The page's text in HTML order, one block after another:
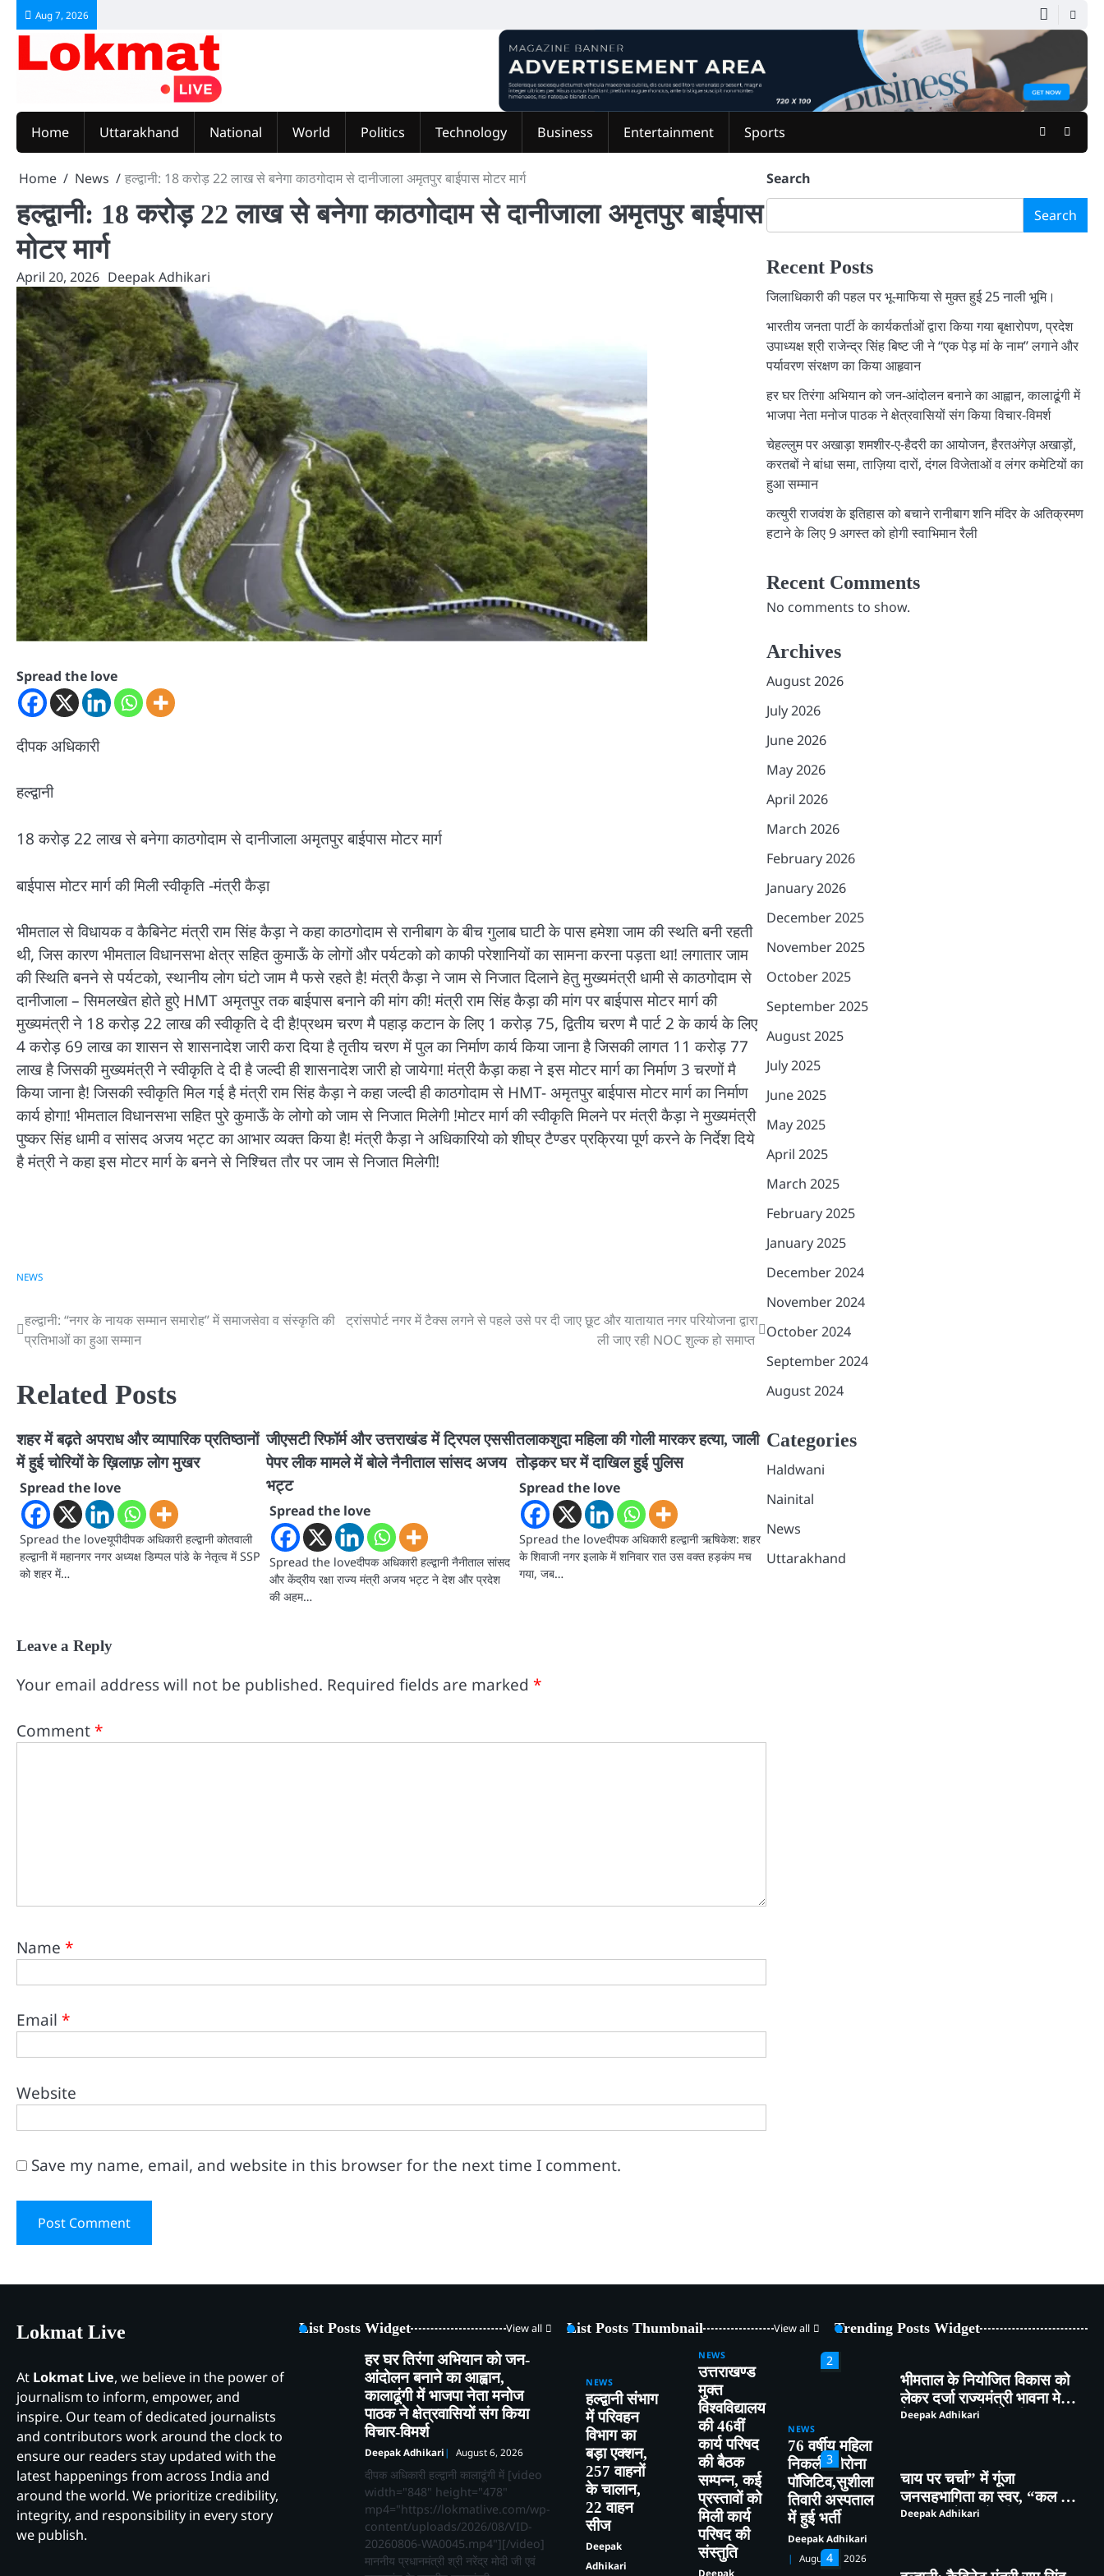
Aug 7, 2026
Home Uttarakhand National World Politics Technology Business Entertainment Sports Facebook
Home News हल्द्वानी: 18 करोड़ 22 लाख से बनेगा काठगोदाम से दानीजाला अमृतपुर बाईपास मोटर मार्ग
हल्द्वानी: 18 करोड़ 22 लाख से बनेगा काठगोदाम से दानीजाला अमृतपुर बाईपास
मोटर मार्ग
April 20, 2026 Deepak Adhikari
Spread the love
दीपक अधिकारी
हल्द्वानी
18 करोड़ 22 लाख से बनेगा काठगोदाम से दानीजाला अमृतपुर बाईपास मोटर मार्ग
बाईपास मोटर मार्ग की मिली स्वीकृति -मंत्री कैड़ा
भीमताल से विधायक व कैबिनेट मंत्री राम सिंह कैड़ा ने कहा काठगोदाम से रानीबाग के बीच गुलाब घाटी के पास हमेशा जाम की स्थति बनी रहती
थी, जिस कारण भीमताल विधानसभा क्षेत्र सहित कुमाऊँ के लोगों और पर्यटको को काफी परेशानियों का सामना करना पड़ता था! लगातार जाम
की स्थिति बनने से पर्यटको, स्थानीय लोग घंटो जाम मै फसे रहते है! मंत्री कैड़ा ने जाम से निजात दिलाने हेतु मुख्यमंत्री धामी से काठगोदाम से
दानीजाला – सिमलखेत होते हुऐ HMT अमृतपुर तक बाईपास बनाने की मांग की! मंत्री राम सिंह कैड़ा की मांग पर बाईपास मोटर मार्ग की
मुख्यमंत्री ने 18 करोड़ 22 लाख की स्वीकृति दे दी है!प्रथम चरण मै पहाड़ कटान के लिए 1 करोड़ 75, द्वितीय चरण मै पार्ट 2 के कार्य के लिए
4 करोड़ 69 लाख का शासन से शासनादेश जारी करा दिया है तृतीय चरण में पुल का निर्माण कार्य किया जाना है जिसकी लागत 11 करोड़ 77
लाख है जिसकी मुख्यमंत्री ने स्वीकृति दे दी है जल्दी ही शासनादेश जारी हो जायेगा! मंत्री कैड़ा कहा ने इस मोटर मार्ग का निर्माण 3 चरणों मै
किया जाना है! जिसकी स्वीकृति मिल गई है मंत्री राम सिंह कैड़ा ने कहा जल्दी ही काठगोदाम से HMT- अमृतपुर बाईपास मोटर मार्ग का निर्माण
कार्य होगा! भीमताल विधानसभा सहित पुरे कुमाऊँ के लोगो को जाम से निजात मिलेगी !मोटर मार्ग की स्वीकृति मिलने पर मंत्री कैड़ा ने मुख्यमंत्री
पुष्कर सिंह धामी व सांसद अजय भट्ट का आभार व्यक्त किया है! मंत्री कैड़ा ने अधिकारियो को शीघ्र टैण्डर प्रक्रिया पूर्ण करने के निर्देश दिये
है मंत्री ने कहा इस मोटर मार्ग के बनने से निश्चित तौर पर जाम से निजात मिलेगी!
NEWS
Post
navigation
हल्द्वानी: “नगर के नायक सम्मान समारोह” में समाजसेवा व संस्कृति की
प्रतिभाओं का हुआ सम्मान
ट्रांसपोर्ट नगर में टैक्स लगने से पहले उसे पर दी जाए छूट और यातायात नगर परियोजना द्वारा
ली जाए रही NOC शुल्क हो समाप्त
Related Posts
शहर में बढ़ते अपराध और व्यापारिक प्रतिष्ठानों
में हुई चोरियों के ख़िलाफ़ लोग मुखर
Spread the love
Spread the loveयूपीदीपक अधिकारी हल्द्वानी कोतवाली
हल्द्वानी में महानगर नगर अध्यक्ष डिम्पल पांडे के नेतृत्व में SSP
को शहर में…
जीएसटी रिफॉर्म और उत्तराखंड में ट्रिपल एससी
पेपर लीक मामले में बोले नैनीताल सांसद अजय
भट्ट
Spread the love
Spread the loveदीपक अधिकारी हल्द्वानी नैनीताल सांसद
और केंद्रीय रक्षा राज्य मंत्री अजय भट्ट ने देश और प्रदेश
की अहम…
तलाकशुदा महिला की गोली मारकर हत्या, जाली
तोड़कर घर में दाखिल हुई पुलिस
Spread the love
Spread the loveदीपक अधिकारी हल्द्वानी ऋषिकेश: शहर
के शिवाजी नगर इलाके में शनिवार रात उस वक्त हड़कंप मच
गया, जब…
Leave a Reply
Your email address will not be published. Required fields are marked *
Comment*
Name *
Email *
Website
Save my name, email, and website in this browser for the next time I comment.
Search
Search
Recent Posts
जिलाधिकारी की पहल पर भू-माफिया से मुक्त हुई 25 नाली भूमि।
भारतीय जनता पार्टी के कार्यकर्ताओं द्वारा किया गया बृक्षारोपण, प्रदेश
उपाध्यक्ष श्री राजेन्द्र सिंह बिष्ट जी ने “एक पेड़ मां के नाम” लगाने और
पर्यावरण संरक्षण का किया आहृवान
हर घर तिरंगा अभियान को जन-आंदोलन बनाने का आह्वान, कालाढूंगी में
भाजपा नेता मनोज पाठक ने क्षेत्रवासियों संग किया विचार-विमर्श
चेहल्लुम पर अखाड़ा शमशीर-ए-हैदरी का आयोजन, हैरतअंगेज़ अखाड़ों,
करतबों ने बांधा समा, ताज़िया दारों, दंगल विजेताओं व लंगर कमेटियों का
हुआ सम्मान
कत्युरी राजवंश के इतिहास को बचाने रानीबाग शनि मंदिर के अतिक्रमण
हटाने के लिए 9 अगस्त को होगी स्वाभिमान रैली
Recent Comments
No comments to show.
Archives
August 2026
July 2026
June 2026
May 2026
April 2026
March 2026
February 2026
January 2026
December 2025
November 2025
October 2025
September 2025
August 2025
July 2025
June 2025
May 2025
April 2025
March 2025
February 2025
January 2025
December 2024
November 2024
October 2024
September 2024
August 2024
Categories
Haldwani
Nainital
News
Uttarakhand
Lokmat Live
At Lokmat Live, we believe in the power of
journalism to inform, empower, and
inspire. Our team of dedicated journalists
and contributors work around the clock to
ensure our readers stay updated with the
latest happenings from across India and
around the world. We prioritize credibility,
integrity, and responsibility in every story
we publish.
List Posts Widget View all
हर घर तिरंगा अभियान को जन-
आंदोलन बनाने का आह्वान,
कालाढूंगी में भाजपा नेता मनोज
पाठक ने क्षेत्रवासियों संग किया
विचार-विमर्श
Deepak Adhikari August 6, 2026
दीपक अधिकारी हल्द्वानी कालाढूंगी में [video
width="848" height="478"
mp4="https://lokmatlive.com/wp-
content/uploads/2026/08/VID-
20260806-WA0045.mp4"][/video]
माननीय प्रधानमंत्री श्री नरेंद्र मोदी जी एवं
List Posts Thumbnail View all
NEWS
हल्द्वानी संभाग
में परिवहन
विभाग का
बड़ा एक्शन,
257 वाहनों
के चालान,
22 वाहन
सीज
Deepak
Adhikari
NEWS
उत्तराखण्ड
मुक्त
विश्वविद्यालय
की 46वीं
कार्य परिषद
की बैठक
सम्पन्न, कई
प्रस्तावों को
मिली कार्य
परिषद की
संस्तुति
Deepak
NEWS
76 वर्षीय महिला
निकली कोरोना
पॉजिटिव,सुशीला
तिवारी अस्पताल
में हुई भर्ती
Deepak Adhikari
August 4, 2026
Trending Posts Widget
कांग्रेस ने पार्टी के लिए समर्पित
2
भीमताल के नियोजित विकास को
लेकर दर्जा राज्यमंत्री भावना मेहरा
ने मुख्यमंत्री को सौंपा विस्तृत
Deepak Adhikari
3
चाय पर चर्चा” में गूंजा
जनसहभागिता का स्वर, “कल का
कालाढूंगी कैसा हो” विषय पर हुआ
Deepak Adhikari
4